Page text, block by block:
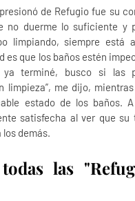
de Refugio fue su
no duerme lo suficiente y
limpiando, siempre está
es que los baños estén
ya terminé, busco si las
limpieza”, me dijo,
estado de los baños.
satisfecha al ver que su
demás.
las